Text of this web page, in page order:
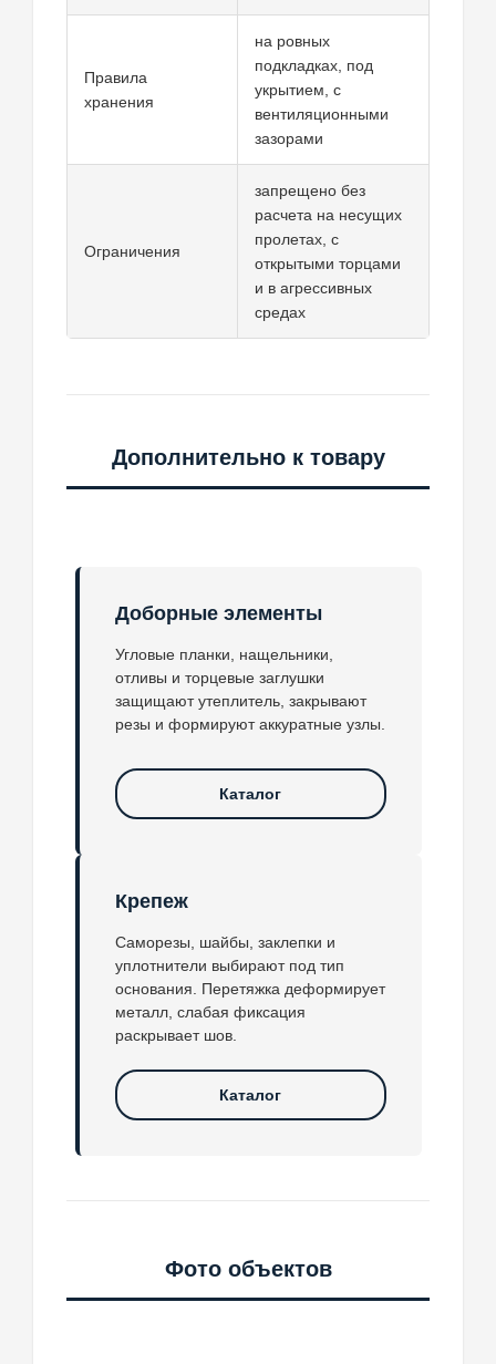
Правила
хранения
на ровных
подкладках, под
укрытием, с
вентиляционными
зазорами
Ограничения
запрещено без
расчета на несущих
пролетах, с
открытыми торцами
и в агрессивных
средах
Дополнительно к товару
Доборные элементы
Угловые планки, нащельники,
отливы и торцевые заглушки
защищают утеплитель, закрывают
резы и формируют аккуратные узлы.
Каталог
Крепеж
Саморезы, шайбы, заклепки и
уплотнители выбирают под тип
основания. Перетяжка деформирует
металл, слабая фиксация
раскрывает шов.
Каталог
Фото объектов